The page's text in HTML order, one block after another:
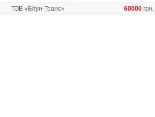
ТОВ «Бігун-Транс» 60000 грн.